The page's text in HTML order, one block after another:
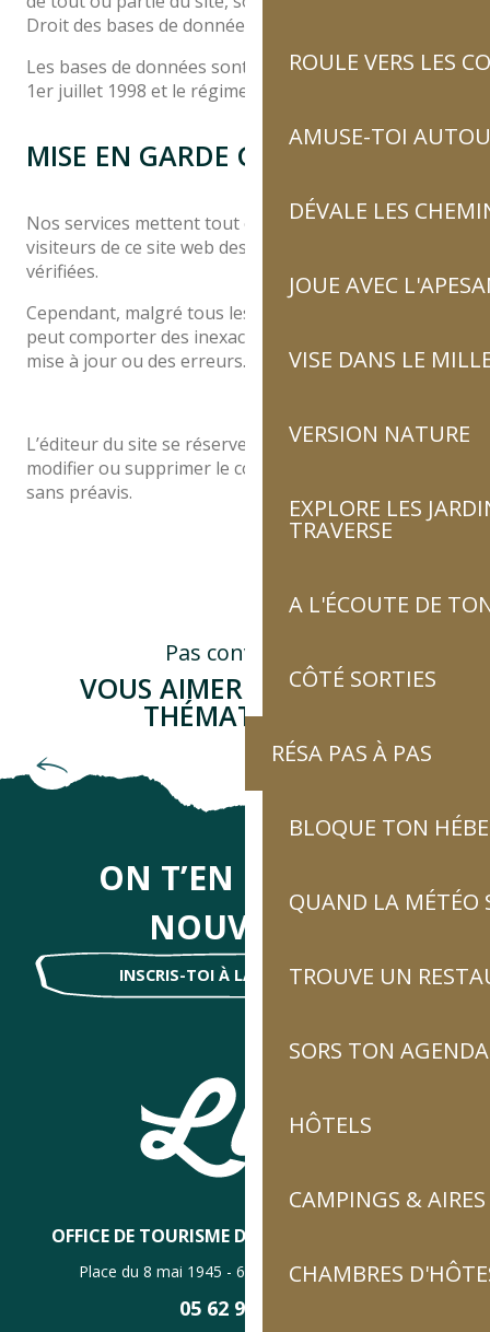
ROULE VERS LES
AMUSE-TOI
DÉVALE LES
JOUE AVEC
VISE DANS LE
VERSION NATURE
EXPLORE LES
TRAVERSE
A L'ÉCOUTE DE
CÔTÉ SORTIES
RÉSA PAS À PAS
BLOQUE TON
QUAND LA MÉTÉO
TROUVE UN
SORS TON AGENDA
HÔTELS
CAMPINGS &
CHAMBRES
Droit des bases de données
Les bases de données sont protégées par la loi du
1er juillet 1998 et le régime français du droit d’auteur.
MISE EN GARDE GÉNÉRALE
Nos services mettent tout en œuvre pour offrir aux
visiteurs de ce site web des informations fiables et
vérifiées.
Cependant, malgré tous les soins apportés, le site
peut comporter des inexactitudes, des défauts de
mise à jour ou des erreurs.
L’éditeur du site se réserve le droit de corriger,
modifier ou supprimer le contenu à tout moment et
sans préavis.
Pas convaincu ?
VOUS AIMEREZ D'AUTRES
THÉMATIQUES !
Côté sorties
ON T’EN DIRA DES
NOUVELLES
INSCRIS-TOI À LA NEWSLETTER !
OFFICE DE TOURISME DE LUZ-SAINT-SAUVEUR
Place du 8 mai 1945 - 65120 Luz-Saint-Sauveur
05 62 92 30 30